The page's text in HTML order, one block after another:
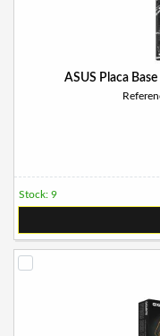
ASUS Placa
Stock: 9